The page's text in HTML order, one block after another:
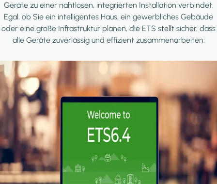
Geräte zu einer nahtlosen, integrierten Installation verbindet.
Egal, ob Sie ein intelligentes Haus, ein gewerbliches Gebäude
oder eine große Infrastruktur planen, die ETS stellt sicher, dass
alle Geräte zuverlässig und effizient zusammenarbeiten.
Image